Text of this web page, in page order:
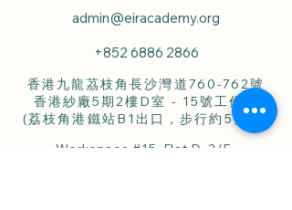
admin@eiracademy.org
+852 6886 2866
香港九龍茘枝角長沙灣道760-762號
香港紗廠5期2樓D室 - 15號工作室
(荔枝角港鐵站B1出口，步行約5分鐘)
Workspace #15, Flat D, 2/F.,